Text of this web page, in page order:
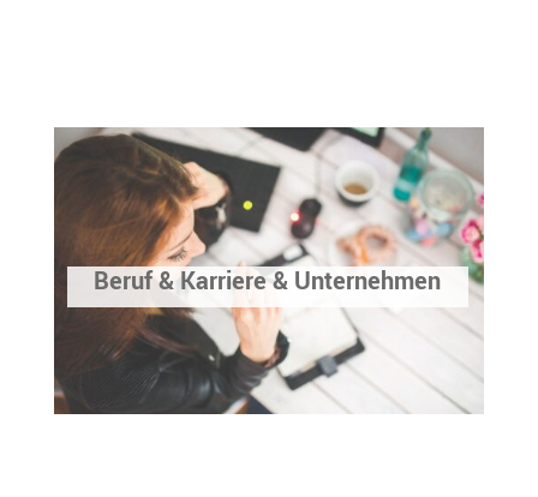
Beruf & Karriere & Unternehmen